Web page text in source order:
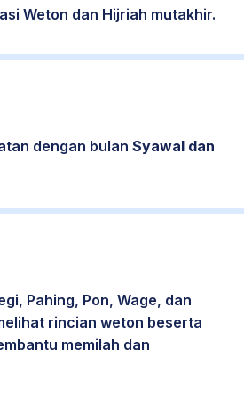
Weton dan Hijriah mutakhir.
dengan bulan Syawal dan
Pahing, Pon, Wage, dan
rincian weton beserta
memilah dan